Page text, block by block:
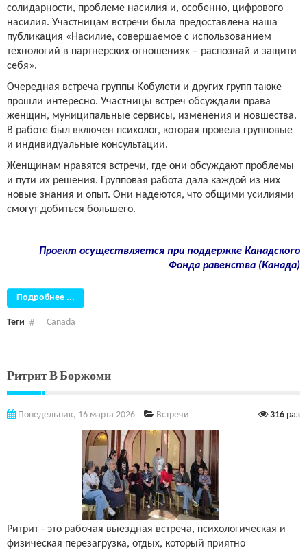
солидарности, проблеме насилия и, особенно, цифрового
насилия. Участницам встречи была предоставлена ​​наша
публикация «Насилие, совершаемое с использованием
технологий в партнерских отношениях – распознай и защити
себя».
Очередная встреча группы Кобулети и других групп также
прошли интересно. Участницы встреч обсуждали права
женщин, муниципальные сервисы, изменения и новшества.
В работе был включен психолог, которая провела групповые
и индивидуальные консультации.
Женщинам нравятся встречи, где они обсуждают проблемы
и пути их решения. Групповая работа дала каждой из них
новые знания и опыт. Они надеются, что общими усилиями
смогут добиться большего.
Проект осуществляется при поддержке Канадского
Фонда равенства (Канада)
Подробнее ...
Теги Canada
Ритрит В Боржоми
Понедельник, 16 марта 2026 Встречи 316 раз
Ритрит - это рабочая выездная встреча, психологическая и
физическая перезагрузка, отдых, который приятно